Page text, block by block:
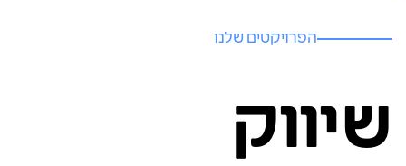
הפרויקטים שלנו
שיווק